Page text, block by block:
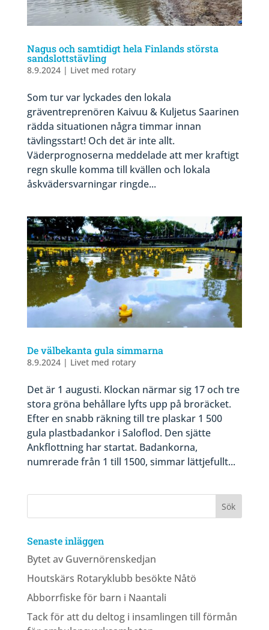
Nagus och samtidigt hela Finlands största
sandslottstävling
8.9.2024| Livet med rotary
Som tur var lyckades den lokala
gräventreprenören Kaivuu & Kuljetus Saarinen
rädda situationen några timmar innan
tävlingsstart! Och det är inte allt.
Väderprognoserna meddelade att mer kraftigt
regn skulle komma till kvällen och lokala
åskvädersvarningar ringde...
De välbekanta gula simmarna
8.9.2024| Livet med rotary
Det är 1 augusti. Klockan närmar sig 17 och tre
stora gröna behållare lyfts upp på broräcket.
Efter en snabb räkning till tre plaskar 1 500
gula plastbadankor i Saloflod. Den sjätte
Ankflottning har startat. Badankorna,
numrerade från 1 till 1500, simmar lättjefullt...
Senaste inläggen
Bytet av Guvernörenskedjan
Houtskärs Rotaryklubb besökte Nåtö
Abborrfiske för barn i Naantali
Tack för att du deltog i insamlingen till förmån